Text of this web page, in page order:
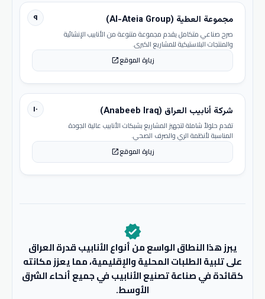
٩ مجموعة العطية (Al-Ateia Group)
صرح صناعي متكامل يقدم مجموعة متنوعة من الأنابيب الإنشائية
والمنتجات البلاستيكية للمشاريع الكبرى.
زيارة الموقعopen_in_new
١٠ شركة أنابيب العراق (Anabeeb Iraq)
تقدم حلولاً شاملة لتجهيز المشاريع بشبكات الأنابيب عالية الجودة
المناسبة لأنظمة الري والصرف الصحي.
زيارة الموقعopen_in_new
verified
يبرز هذا النطاق الواسع من أنواع الأنابيب قدرة العراق
على تلبية الطلبات المحلية والإقليمية، مما يعزز مكانته
كقائدة في صناعة تصنيع الأنابيب في جميع أنحاء الشرق
الأوسط.